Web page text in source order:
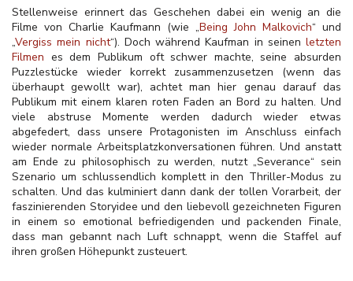
Stellenweise erinnert das Geschehen dabei ein wenig an die
Filme von Charlie Kaufmann (wie „Being John Malkovich“ und
„Vergiss mein nicht“). Doch während Kaufman in seinen letzten
Filmen es dem Publikum oft schwer machte, seine absurden
Puzzlestücke wieder korrekt zusammenzusetzen (wenn das
überhaupt gewollt war), achtet man hier genau darauf das
Publikum mit einem klaren roten Faden an Bord zu halten. Und
viele abstruse Momente werden dadurch wieder etwas
abgefedert, dass unsere Protagonisten im Anschluss einfach
wieder normale Arbeitsplatzkonversationen führen. Und anstatt
am Ende zu philosophisch zu werden, nutzt „Severance“ sein
Szenario um schlussendlich komplett in den Thriller-Modus zu
schalten. Und das kulminiert dann dank der tollen Vorarbeit, der
faszinierenden Storyidee und den liebevoll gezeichneten Figuren
in einem so emotional befriedigenden und packenden Finale,
dass man gebannt nach Luft schnappt, wenn die Staffel auf
ihren großen Höhepunkt zusteuert.